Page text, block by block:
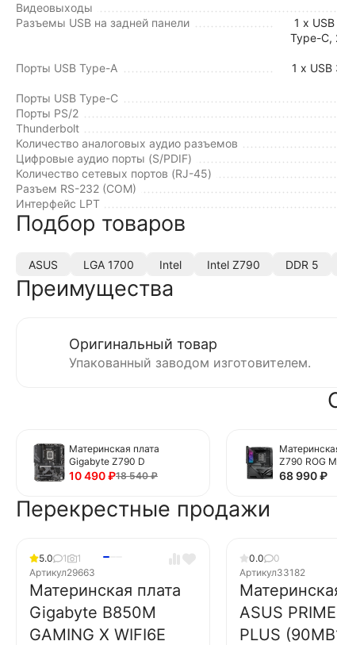
Видеовыходы
Разъемы USB на задней панели
1 x
Type-C,
Порты USB Type-A
1 x USB
Порты USB Type-C
Порты PS/2
Thunderbolt
Количество аналоговых аудио разъемов
Цифровые аудио порты (S/PDIF)
Количество сетевых портов (RJ-45)
Разъем RS-232 (COM)
Интерфейс LPT
Подбор товаров
ASUS LGA 1700 Intel Intel Z790 DDR 5
Преимущества
Оригинальный товар
Упакованный заводом изготовителем.
Материнская плата
Gigabyte Z790 D
18 540₽
10 490₽
Z790 ROG
BTF WIFI
68 990₽
Перекрестные продажи
5.0 1
1
Артикул29663
Материнская плата
Gigabyte B850M
GAMING X WIFI6E
0.0
0
Артикул33182
ASUS
PLUS